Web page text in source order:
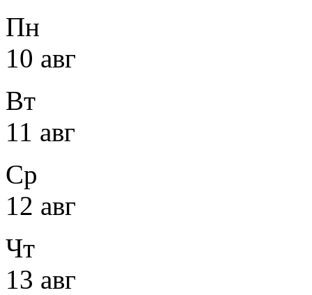
Пн
10 авг
Вт
11 авг
Ср
12 авг
Чт
13 авг